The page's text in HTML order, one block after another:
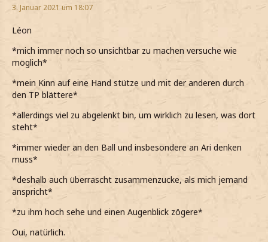
3. Januar 2021 um 18:07
Léon
*mich immer noch so unsichtbar zu machen versuche wie
möglich*
*mein Kinn auf eine Hand stütze und mit der anderen durch
den TP blättere*
*allerdings viel zu abgelenkt bin, um wirklich zu lesen, was dort
steht*
*immer wieder an den Ball und insbesondere an Ari denken
muss*
*deshalb auch überrascht zusammenzucke, als mich jemand
anspricht*
*zu ihm hoch sehe und einen Augenblick zögere*
Oui, natürlich.